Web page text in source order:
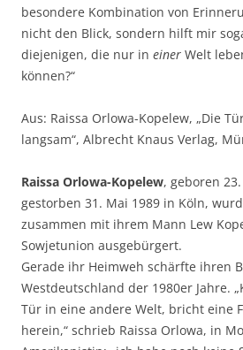
besondere Kombination von
nicht den Blick, sondern hilft mir
diejenigen, die nur in einer Welt
können?“
Aus: Raissa Orlowa-Kopelew, „Die
langsam“, Albrecht Knaus Verlag,
Raissa Orlowa-Kopelew, geboren
gestorben 31. Mai 1989 in Köln,
zusammen mit ihrem Mann Lew
Sowjetunion ausgebürgert.
Gerade ihr Heimweh schärfte ihren
Westdeutschland der 1980er Jahre.
Tür in eine andere Welt, bricht eine
herein,“ schrieb Raissa Orlowa, in